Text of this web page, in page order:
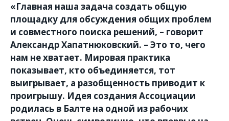
«Главная наша задача создать общую
площадку для обсуждения общих проблем
и совместного поиска решений, – говорит
Александр Хапатнюковский. – Это то, чего
нам не хватает. Мировая практика
показывает, кто объединяется, тот
выигрывает, а разобщенность приводит к
проигрышу. Идея создания Ассоциации
родилась в Балте на одной из рабочих